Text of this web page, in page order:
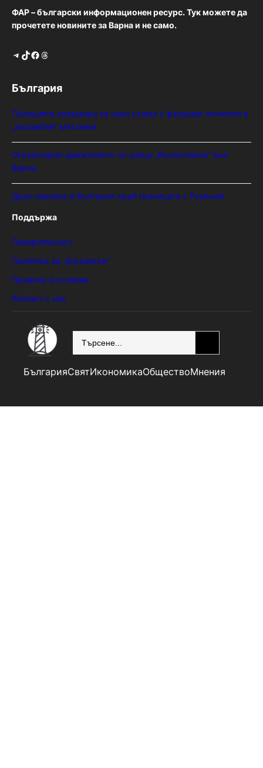
ФАР – български информационен ресурс. Тук можете да
прочетете новините за Варна и не само.
Telegram TikTok Facebook Threads
България
Полицията алармира за нова схема с фалшиви лечители и
„вълшебни“ мехлеми
Ограничават движението по улица „Вълноломна“ във
Варна
Дрон навлезе в България край границата с Румъния
Поддържа
Поверителност
Политика за „бисквитки“
Правила и условия
Контакт с нас
БългарияСвятИкономикаОбществоМнения